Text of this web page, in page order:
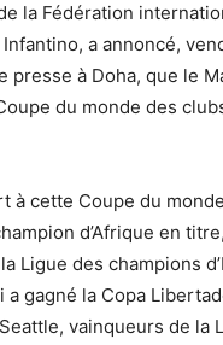
la Fédération
Infantino, a annoncé,
presse à Doha, que le
du monde des
à cette Coupe du
d’Afrique en
Ligue des champions
a gagné la Copa
vainqueurs de la